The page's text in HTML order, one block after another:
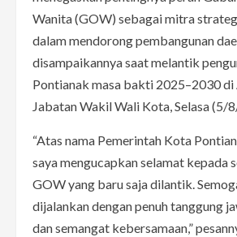
Wanita (GOW) sebagai mitra
dalam mendorong pembangunan
disampaikannya saat melantik
Pontianak masa bakti 2025–2030 di
Jabatan Wakil Wali Kota, Selasa (5/
“Atas nama Pemerintah Kota
saya mengucapkan selamat kepada
GOW yang baru saja dilantik.
dijalankan dengan penuh tanggung
dan semangat kebersamaan,”